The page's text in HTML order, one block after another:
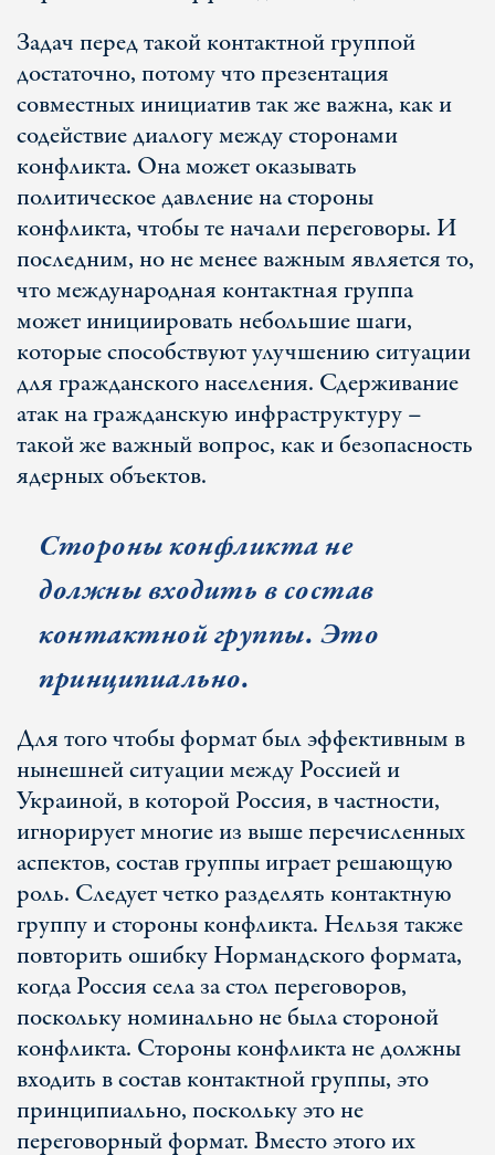
Задач перед такой контактной группой
достаточно, потому что презентация
совместных инициатив так же важна, как и
содействие диалогу между сторонами
конфликта. Она может оказывать
политическое давление на стороны
конфликта, чтобы те начали переговоры. И
последним, но не менее важным является то,
что международная контактная группа
может инициировать небольшие шаги,
которые способствуют улучшению ситуации
для гражданского населения. Сдерживание
атак на гражданскую инфраструктуру –
такой же важный вопрос, как и безопасность
ядерных объектов.
Стороны конфликта не
должны входить в состав
контактной группы. Это
принципиально.
Для того чтобы формат был эффективным в
нынешней ситуации между Россией и
Украиной, в которой Россия, в частности,
игнорирует многие из выше перечисленных
аспектов, состав группы играет решающую
роль. Следует четко разделять контактную
группу и стороны конфликта. Нельзя также
повторить ошибку Нормандского формата,
когда Россия села за стол переговоров,
поскольку номинально не была стороной
конфликта. Стороны конфликта не должны
входить в состав контактной группы, это
принципиально, поскольку это не
переговорный формат. Вместо этого их